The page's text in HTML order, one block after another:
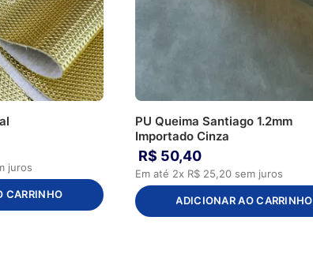
juros
CARRINHO
PU Queima Santiago 1.2mm
Importado Cinza
R$ 50,40
Em até 2x R$ 25,20sem juros
ADICIONAR AO CARRINHO